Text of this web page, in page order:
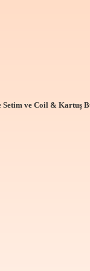
Setim ve Coil & Kartuş